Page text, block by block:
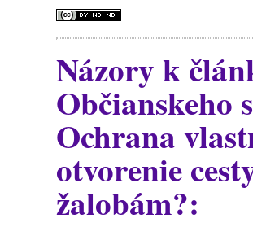
Názory k
Občianskeho
Ochrana
otvorenie
žalobám?: